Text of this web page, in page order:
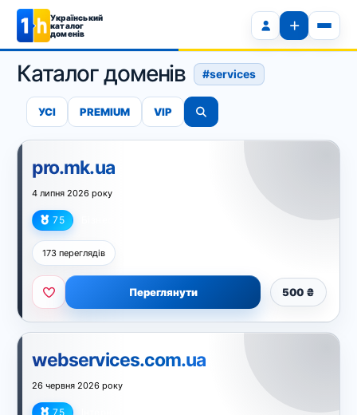
Український
каталог
доменів
Каталог доменів #services
УСІ PREMIUM VIP
pro.mk.ua
4 липня 2026 року
75
173 переглядів
500 ₴
Переглянути
webservices.com.ua
26 червня 2026 року
75